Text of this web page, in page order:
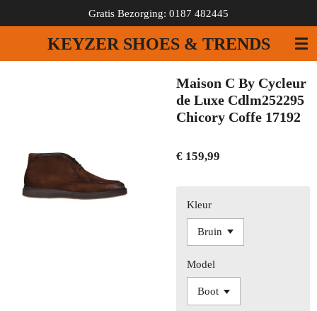
direct
de
KEYZER SHOES & TRENDS
Gratis Bezorging: 0187 482445
Maison C By Cycleur
de Luxe Cdlm252295
Chicory Coffe 17192
€ 159,99
Kleur
Model